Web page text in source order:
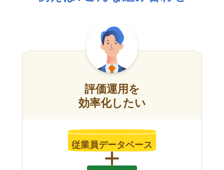
評価運用を
効率化したい
従業員データベース